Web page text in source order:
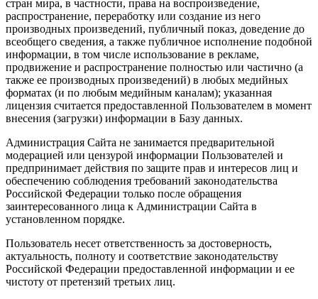
стран мира, в частности, права на воспроизведение,
распространение, переработку или создание из него
производных произведений, публичный показ, доведение до
всеобщего сведения, а также публичное исполнение подобной
информации, в том числе использование в рекламе,
продвижение и распространение полностью или частично (а
также ее производных произведений) в любых медийных
форматах (и по любым медийным каналам); указанная
лицензия считается предоставленной Пользователем в момент
внесения (загрузки) информации в Базу данных.
Администрация Сайта не занимается предварительной
модерацией или цензурой информации Пользователей и
предпринимает действия по защите прав и интересов лиц и
обеспечению соблюдения требований законодательства
Российской Федерации только после обращения
заинтересованного лица к Администрации Сайта в
установленном порядке.
Пользователь несет ответственность за достоверность,
актуальность, полноту и соответствие законодательству
Российской Федерации предоставленной информации и ее
чистоту от претензий третьих лиц.